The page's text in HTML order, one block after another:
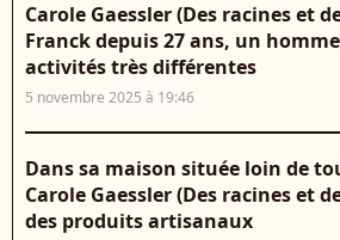
Carole Gaessler (Des racines et
Franck depuis 27 ans, un
activités très différentes
5 novembre 2025 à 19:46
Dans sa maison située loin de
Carole Gaessler (Des racines et
des produits artisanaux